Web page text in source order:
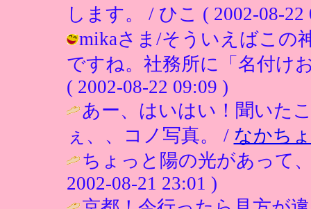
します。 / ひこ ( 2002-08-22
mikaさま/そういえばこの
ですね。社務所に「名付け
( 2002-08-22 09:09 )
あー、はいはい！聞いた
ぇ、、コノ写真。 / なかちょ
ちょっと陽の光があって
2002-08-21 23:01 )